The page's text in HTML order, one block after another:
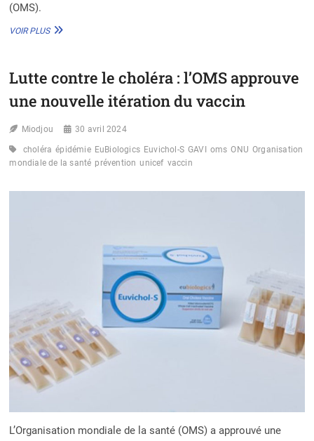
(OMS).
VOIR PLUSLUTTE
CHOLÉRA
CONGO
L’OMS
PREMIÈRE
LIGNE
MBAMOU
Lutte contre le choléra : l’OMS approuve
une nouvelle itération du vaccin
Miodjou 30 avril 2024
choléra épidémie EuBiologics Euvichol-S GAVI oms ONU Organisation
mondiale de la santé prévention unicef vaccin
L’Organisation mondiale de la santé (OMS) a approuvé une